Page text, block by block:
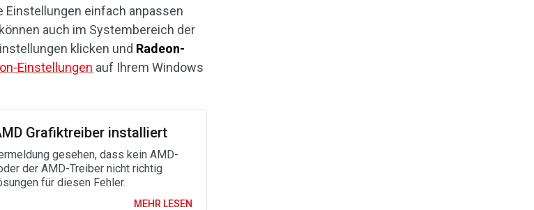
Einstellungen einfach anpassen
auch im Systembereich der
klicken und Radeon-
Einstellungen auf Ihrem Windows
Grafiktreiber installiert
gesehen, dass kein AMD-
der AMD-Treiber nicht richtig
für diesen Fehler.
MEHR LESEN